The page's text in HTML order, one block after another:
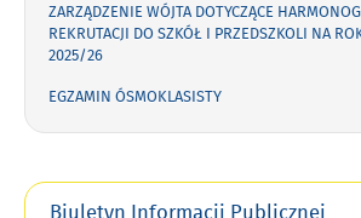
ZARZĄDZENIE WÓJTA DOTYCZĄCE
REKRUTACJI DO SZKÓŁ I PRZEDSZKOLI NA
2025/26
EGZAMIN ÓSMOKLASISTY